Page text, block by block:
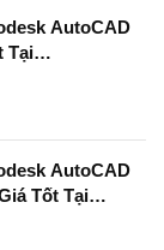
AutoCAD
Tại
AutoCAD
Tốt Tại